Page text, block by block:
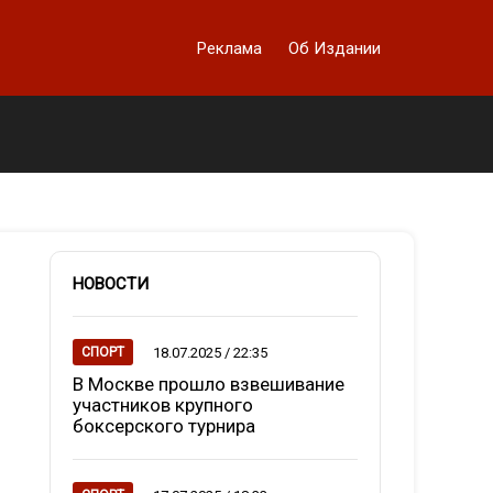
Реклама Об Издании
НОВОСТИ
СПОРТ 18.07.2025 / 22:35
В Москве прошло взвешивание
участников крупного
боксерского турнира